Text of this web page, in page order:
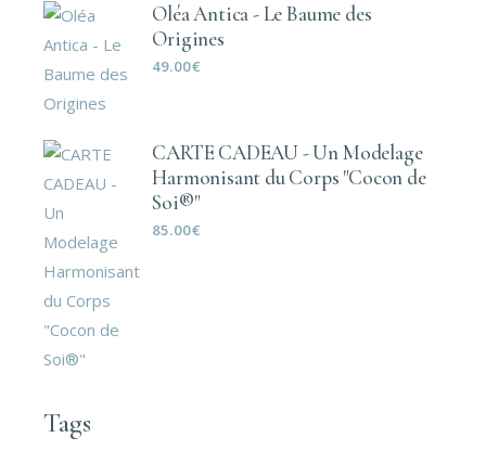
Oléa Antica - Le Baume des
Origines
49.00€
CARTE CADEAU - Un Modelage
Harmonisant du Corps "Cocon de
Soi®"
85.00€
Tags